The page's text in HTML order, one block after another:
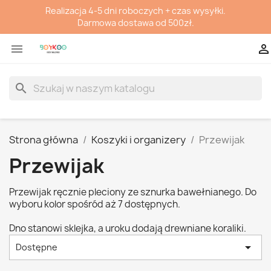
Realizacja 4-5 dni roboczych + czas wysyłki.
Darmowa dostawa od 500zł.
 
search
Strona główna Koszyki i organizery Przewijak
Przewijak
Przewijak ręcznie pleciony ze sznurka bawełnianego. Do
wyboru kolor spośród aż 7 dostępnych.
Dno stanowi sklejka, a uroku dodają drewniane koraliki.
Dostępne 